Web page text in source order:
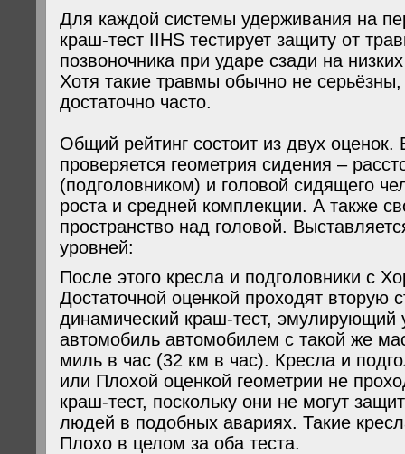
Для каждой системы удерживания на
краш-тест IIHS тестирует защиту от
позвоночника при ударе сзади на
Хотя такие травмы обычно не
достаточно часто.
Общий рейтинг состоит из двух оценок.
проверяется геометрия сидения –
(подголовником) и головой сидящего
роста и средней комплекции. А также
пространство над головой.
уровней:
После этого кресла и подголовники с
Достаточной оценкой проходят вторую
динамический краш-тест, эмулирующий
автомобиль автомобилем с такой же
миль в час (32 км в час). Кресла и
или Плохой оценкой геометрии не
краш-тест, поскольку они не могут
людей в подобных авариях. Такие
Плохо в целом за оба теста.